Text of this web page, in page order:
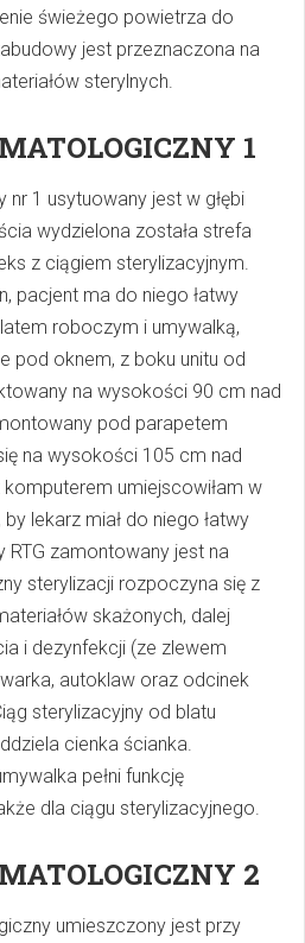
świeżego powietrza do
jest przeznaczona na
sterylnych.
1
1 usytuowany jest w głębi
wydzielona została strefa
z ciągiem sterylizacyjnym.
pacjent ma do niego łatwy
roboczym i umywalką,
pod oknem, z boku unitu od
na wysokości 90 cm nad
pod parapetem
na wysokości 105 cm nad
komputerem umiejscowiłam w
lekarz miał do niego łatwy
RTG zamontowany jest na
sterylizacji rozpoczyna się z
skażonych, dalej
i dezynfekcji (ze zlewem
autoklaw oraz odcinek
sterylizacyjny od blatu
cienka ścianka.
pełni funkcję
dla ciągu sterylizacyjnego.
2
umieszczony jest przy